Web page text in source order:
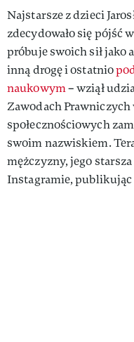
Najstarsze z dzieci
zdecydowało się pójść
próbuje swoich sił jako
inną drogę i ostatnio
naukowym– wziął
Zawodach
społecznościowych
swoim nazwiskiem.
mężczyzny, jego
Instagramie,